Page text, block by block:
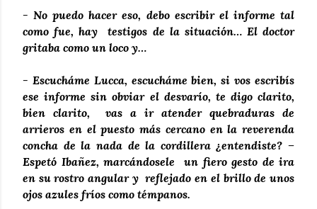
- No puedo hacer eso, debo escribir el informe tal
como fue, hay testigos de la situación… El doctor
gritaba como un loco y…
- Escucháme Lucca, escucháme bien, si vos escribís
ese informe sin obviar el desvarío, te digo clarito,
bien clarito, vas a ir atender quebraduras de
arrieros en el puesto más cercano en la reverenda
concha de la nada de la cordillera ¿entendiste? –
Espetó Ibañez, marcándosele un fiero gesto de ira
en su rostro angular y reflejado en el brillo de unos
ojos azules fríos como témpanos.